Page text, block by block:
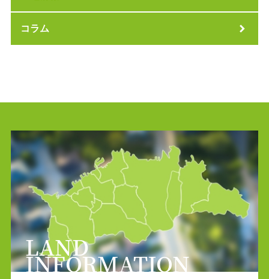
コラム
LAND
INFORMATION